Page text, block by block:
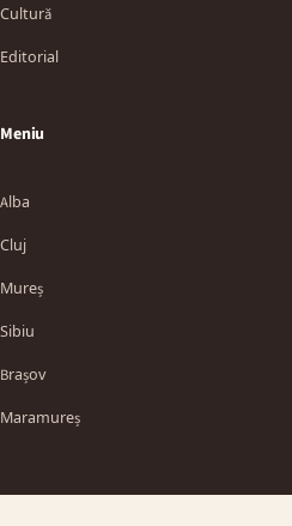
Cultură
Editorial
Meniu
Alba
Cluj
Mureș
Sibiu
Brașov
Maramureș